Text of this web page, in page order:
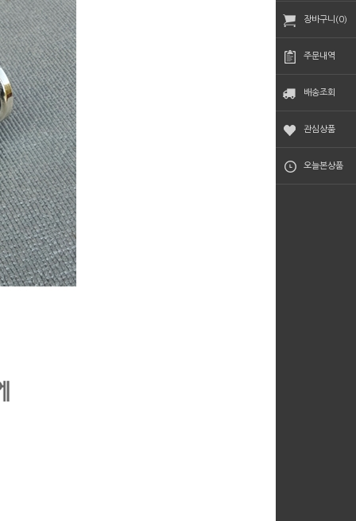
장바구니(0)
주문내역
배송조회
관심상품
오늘본상품